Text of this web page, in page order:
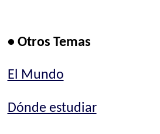
• Otros Temas
El Mundo
Dónde estudiar